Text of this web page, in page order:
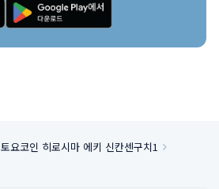
토요코인 히로시마 에키 신칸센구치1